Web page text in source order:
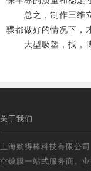
总之，制作三维立
骤都做好的情况下，
大型吸塑，找，博
关于我们
上海购得棒科技有限公
空镀膜一站式服务商。